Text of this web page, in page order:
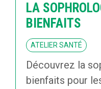
LA
BIENFAITS
ATELIER SANTÉ
Découvrez la
bienfaits pour